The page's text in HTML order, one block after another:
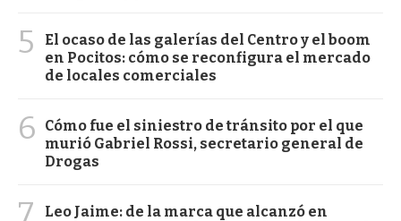
5
El ocaso de las galerías del Centro y el boom
en Pocitos: cómo se reconfigura el mercado
de locales comerciales
6
Cómo fue el siniestro de tránsito por el que
murió Gabriel Rossi, secretario general de
Drogas
Leo Jaime: de la marca que alcanzó en